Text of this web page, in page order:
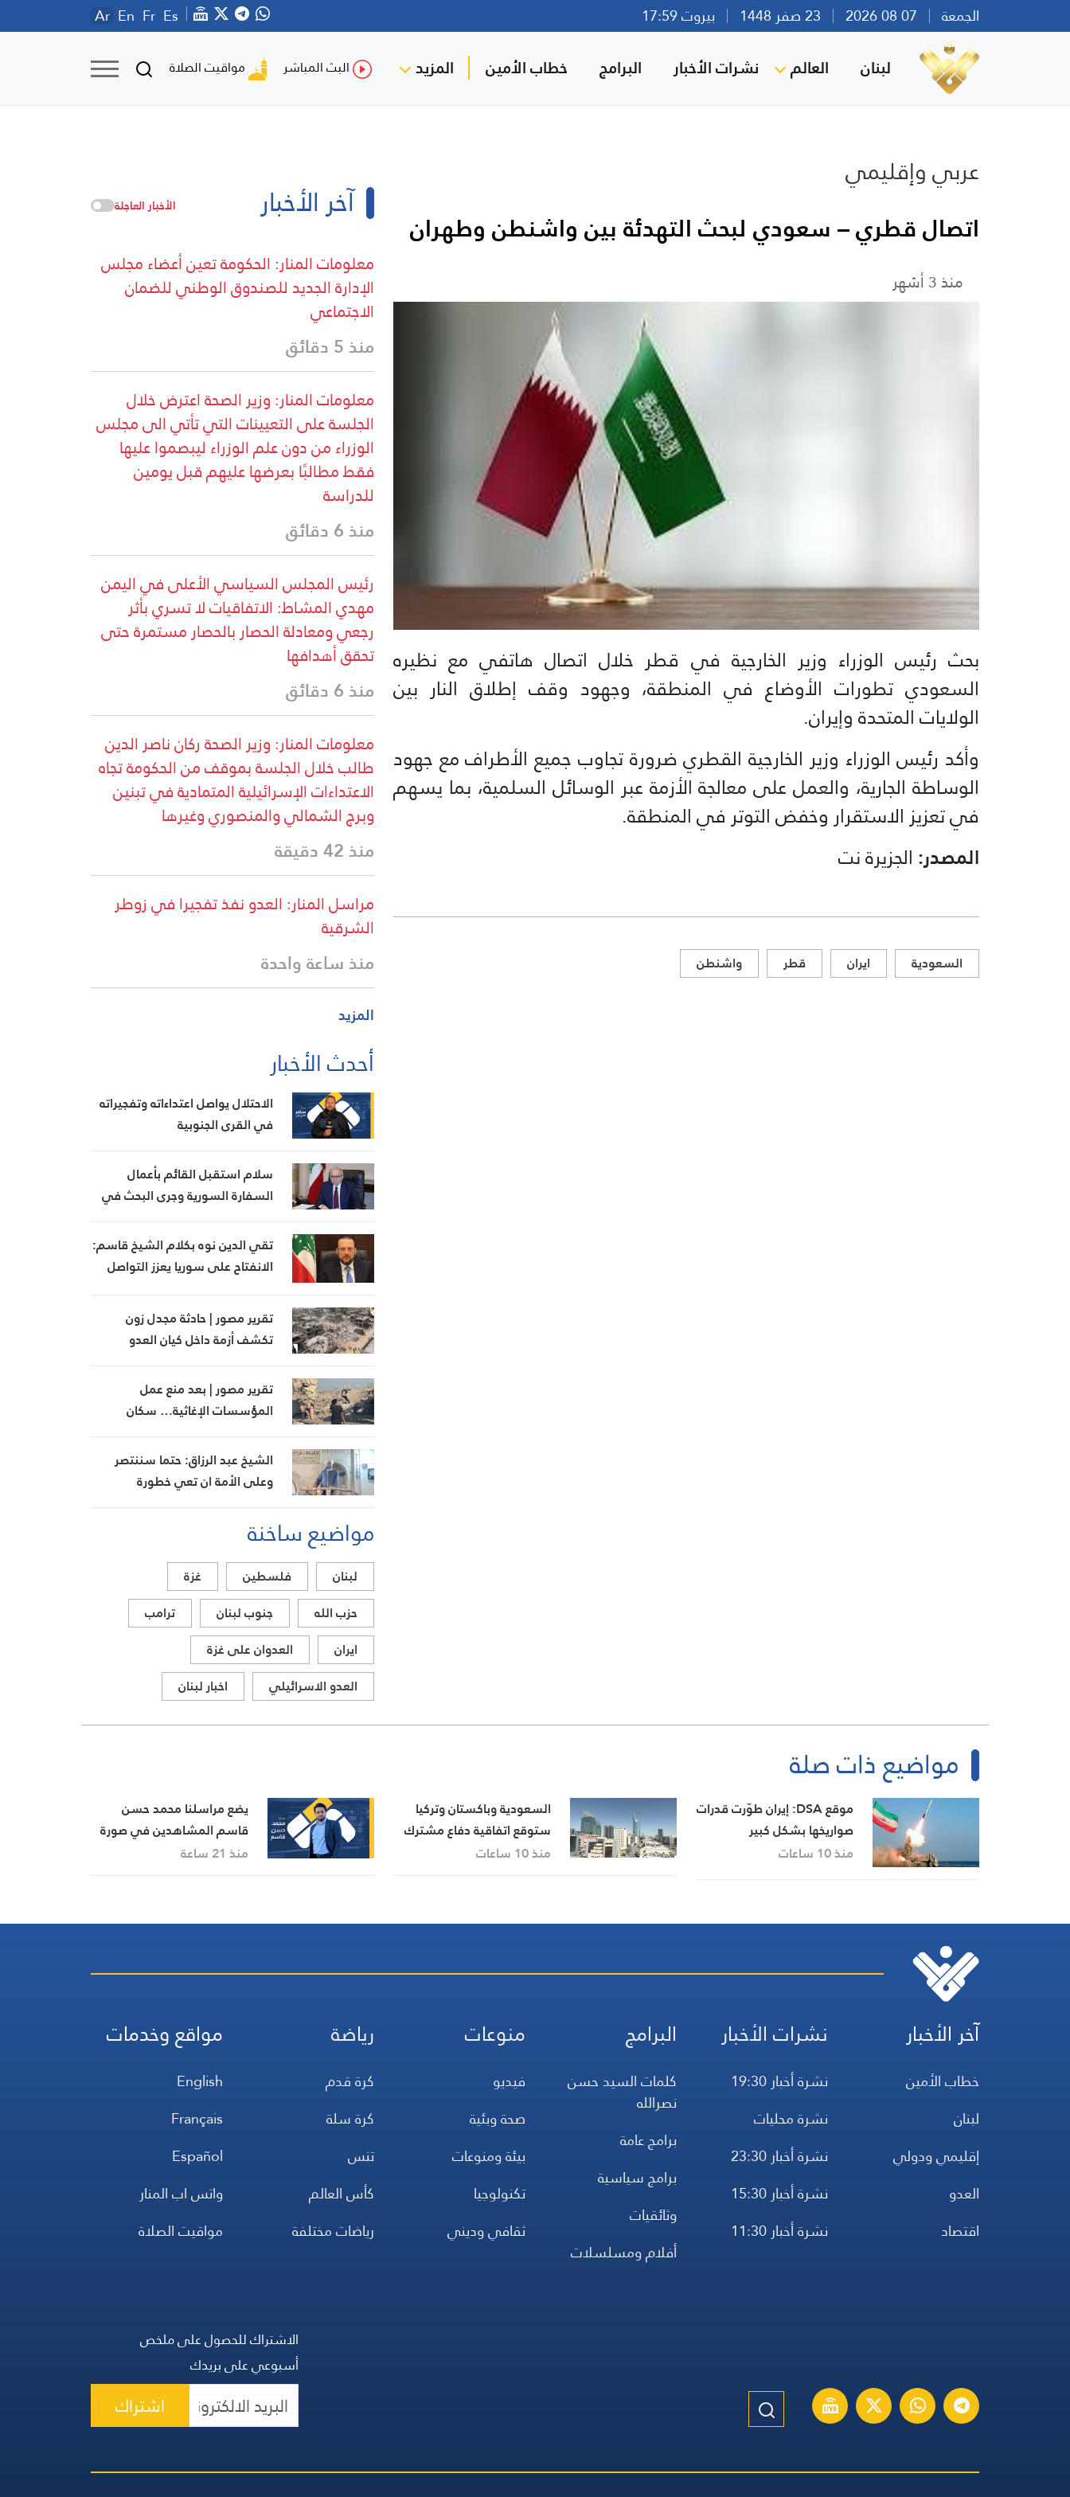
الجمعة بيروت 17:59 Ar En Fr Es
لبنان العالم نشرات الأخبار البرامج خطاب الأمين المزيد البث المباشر مواقيت الصلاة
عربي وإقليمي
اتصال قطري – سعودي لبحث التهدئة بين واشنطن وطهران
منذ 3 أشهر
بحث رئيس الوزراء وزير الخارجية في قطر خلال اتصال هاتفي مع نظيره
السعودي تطورات الأوضاع في المنطقة، وجهود وقف إطلاق النار بين
الولايات المتحدة وإيران.
وأكد رئيس الوزراء وزير الخارجية القطري ضرورة تجاوب جميع الأطراف مع جهود
الوساطة الجارية، والعمل على معالجة الأزمة عبر الوسائل السلمية، بما يسهم
في تعزيز الاستقرار وخفض التوتر في المنطقة.
المصدر: الجزيرة نت
السعودية ايران قطر واشنطن
آخر الأخبار الأخبار العاجلة
معلومات المنار: الحكومة تعين أعضاء مجلس
الإدارة الجديد للصندوق الوطني للضمان
الاجتماعي
منذ 5 دقائق
معلومات المنار: وزير الصحة اعترض خلال
الجلسة على التعيينات التي تأتي الى مجلس
الوزراء من دون علم الوزراء ليبصموا عليها
فقط مطالبًا بعرضها عليهم قبل يومين
للدراسة
منذ 6 دقائق
رئيس المجلس السياسي الأعلى في اليمن
مهدي المشاط: الاتفاقيات لا تسري بأثر
رجعي ومعادلة الحصار بالحصار مستمرة حتى
تحقق أهدافها
منذ 6 دقائق
معلومات المنار: وزير الصحة ركان ناصر الدين
طالب خلال الجلسة بموقف من الحكومة تجاه
الاعتداءات الإسرائيلية المتمادية في تبنين
وبرج الشمالي والمنصوري وغيرها
منذ 42 دقيقة
مراسل المنار: العدو نفذ تفجيرا في زوطر
الشرقية
منذ ساعة واحدة
المزيد
أحدث الأخبار
الاحتلال يواصل اعتداءاته وتفجيراته
في القرى الجنوبية
سلام استقبل القائم بأعمال
السفارة السورية وجرى البحث في
تقي الدين نوه بكلام الشيخ قاسم:
الانفتاح على سوريا يعزز التواصل
تقرير مصور | حادثة مجدل زون
تكشف أزمة داخل كيان العدو
تقرير مصور | بعد منع عمل
المؤسسات الإغاثية… سكان
مصيرهم وحدهم
الشيخ عبد الرزاق: حتما سننتصر
وعلى الأمة ان تعي خطورة
مواضيع ساخنة
لبنان فلسطين
غزة
حزب الله
جنوب لبنان
ترامب
ايران
العدوان على غزة
العدو الاسرائيلي
اخبار لبنان
مواضيع ذات صلة
موقع DSA: إيران طوّرت قدرات
صواريخها بشكل كبير
منذ 10 ساعات
السعودية وباكستان وتركيا
ستوقع اتفاقية دفاع مشترك
في جدّة اليوم الجمعة
منذ 10 ساعات
يضع مراسلنا محمد حسن
قاسم المشاهدين في صورة
آخر التطورات في إيران،
والإقليمي
منذ 21 ساعة
آخر الأخبار
خطاب الأمين
لبنان
إقليمي ودولي
العدو
اقتصاد
نشرات الأخبار
نشرة أخبار 19:30
نشرة محليات
نشرة أخبار 23:30
نشرة أخبار 15:30
نشرة أخبار 11:30
البرامج
كلمات السيد حسن
نصرالله
برامج عامة
برامج سياسية
وثائقيات
أفلام ومسلسلات
منوعات
فيديو
صحة وبئية
بيئة ومنوعات
تكنولوجيا
ثقافي وديني
رياضة
كرة قدم
كرة سلة
تنس
كأس العالم
رياضات مختلفة
مواقع وخدمات
English
Français
Español
واتس اب المنار
مواقيت الصلاة
الاشتراك للحصول على ملخص
أسبوعي على بريدك
اشتراك